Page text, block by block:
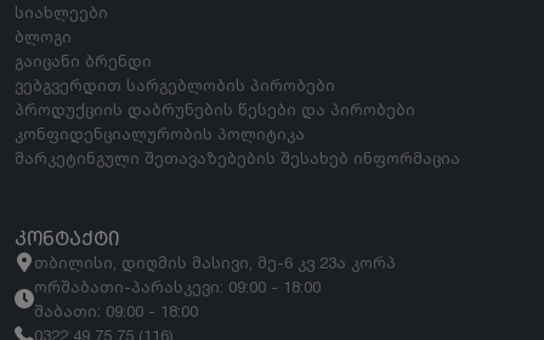
სიახლეები
ბლოგი
გაიცანი ბრენდი
ვებგვერდით სარგებლობის პირობები
პროდუქციის დაბრუნების წესები და პირობები
კონფიდენციალურობის პოლიტიკა
მარკეტინგული შეთავაზებების შესახებ ინფორმაცია
ᲙᲝᲜᲢᲐᲥᲢᲘ
თბილისი, დიღმის მასივი, მე-6 კვ 23ა კორპ
ორშაბათი-პარასკევი: 09:00 - 18:00
შაბათი: 09:00 - 18:00
0322 49 75 75 (116)